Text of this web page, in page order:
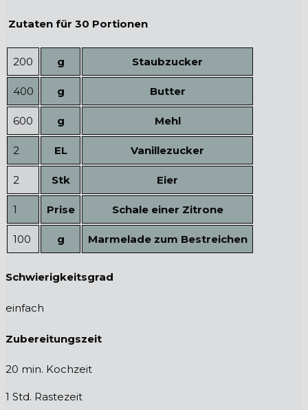
Zutaten für 30 Portionen
200 g Staubzucker
400 g Butter
600 g Mehl
2 EL Vanillezucker
2 Stk Eier
1 Prise Schale einer Zitrone
100 g Marmelade zum Bestreichen
Schwierigkeitsgrad
einfach
Zubereitungszeit
20 min. Kochzeit
1 Std. Rastezeit